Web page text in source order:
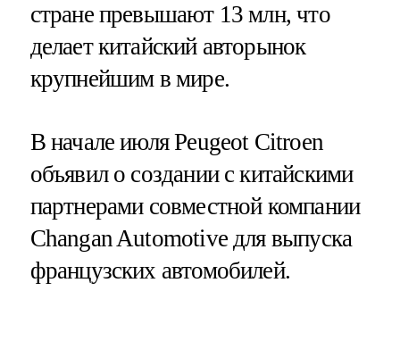
стране превышают 13 млн, что
делает китайский авторынок
крупнейшим в мире.
В начале июля Peugeot Citroen
объявил о создании с китайскими
партнерами совместной компании
Changan Automotive для выпуска
французских автомобилей.